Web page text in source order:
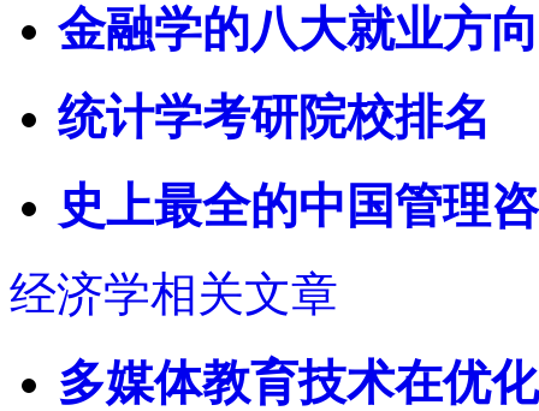
金融学的八大就业方
统计学考研院校排名
史上最全的中国管理
经济学相关文章
多媒体教育技术在优